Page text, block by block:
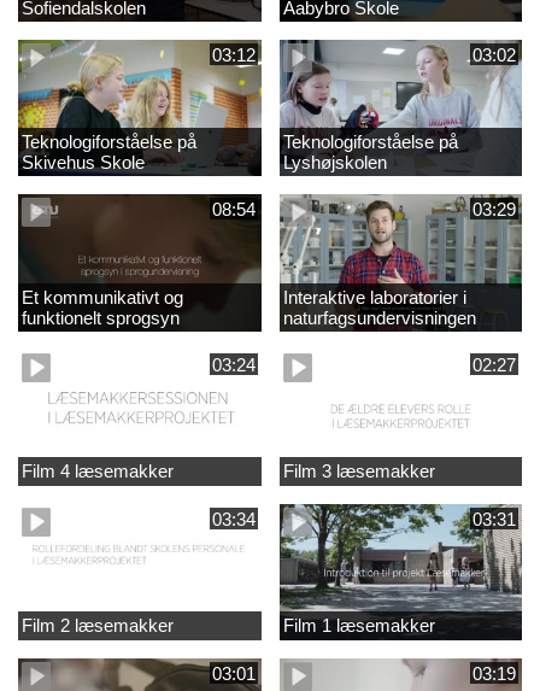
Sofiendalskolen
Aabybro Skole
03:12
Teknologiforståelse på
Skivehus Skole
03:02
Teknologiforståelse på
Lyshøjskolen
08:54
Et kommunikativt og
funktionelt sprogsyn
03:29
Interaktive laboratorier i
naturfagsundervisningen
03:24
Film 4 læsemakker
02:27
Film 3 læsemakker
03:34
Film 2 læsemakker
03:31
Film 1 læsemakker
03:01 03:19